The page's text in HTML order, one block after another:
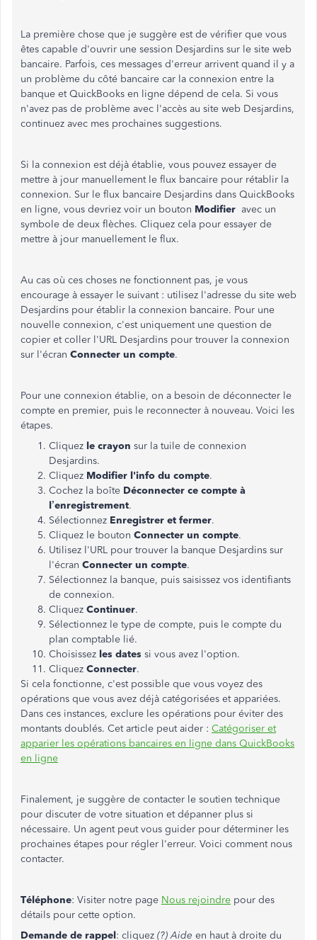
La première chose que je suggère est de vérifier que vous
êtes capable d'ouvrir une session Desjardins sur le site web
bancaire. Parfois, ces messages d'erreur arrivent quand il y a
un problème du côté bancaire car la connexion entre la
banque et QuickBooks en ligne dépend de cela. Si vous
n'avez pas de problème avec l'accès au site web Desjardins,
continuez avec mes prochaines suggestions.
Si la connexion est déjà établie, vous pouvez essayer de
mettre à jour manuellement le flux bancaire pour rétablir la
connexion. Sur le flux bancaire Desjardins dans QuickBooks
en ligne, vous devriez voir un bouton Modifier avec un
symbole de deux flèches. Cliquez cela pour essayer de
mettre à jour manuellement le flux.
Au cas où ces choses ne fonctionnent pas, je vous
encourage à essayer le suivant : utilisez l'adresse du site web
Desjardins pour établir la connexion bancaire. Pour une
nouvelle connexion, c'est uniquement une question de
copier et coller l'URL Desjardins pour trouver la connexion
sur l'écran Connecter un compte.
Pour une connexion établie, on a besoin de déconnecter le
compte en premier, puis le reconnecter à nouveau. Voici les
étapes.
Cliquez le crayon sur la tuile de connexion
Desjardins.
Cliquez Modifier l'info du compte.
Cochez la boîte Déconnecter ce compte à
l’enregistrement.
Sélectionnez Enregistrer et fermer.
Cliquez le bouton Connecter un compte.
Utilisez l'URL pour trouver la banque Desjardins sur
l'écran Connecter un compte.
Sélectionnez la banque, puis saisissez vos identifiants
de connexion.
Cliquez Continuer.
Sélectionnez le type de compte, puis le compte du
plan comptable lié.
Choisissez les dates si vous avez l'option.
Cliquez Connecter.
Si cela fonctionne, c'est possible que vous voyez des
opérations que vous avez déjà catégorisées et appariées.
Dans ces instances, exclure les opérations pour éviter des
montants doublés. Cet article peut aider : Catégoriser et
apparier les opérations bancaires en ligne dans QuickBooks
en ligne
Finalement, je suggère de contacter le soutien technique
pour discuter de votre situation et dépanner plus si
nécessaire. Un agent peut vous guider pour déterminer les
prochaines étapes pour régler l'erreur. Voici comment nous
contacter.
Téléphone: Visiter notre page Nous rejoindre pour des
détails pour cette option.
Demande de rappel: cliquez (?) Aide en haut à droite du